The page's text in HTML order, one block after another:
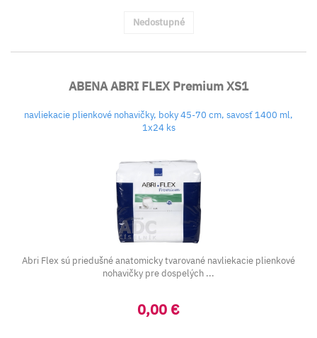
Nedostupné
ABENA ABRI FLEX Premium XS1
navliekacie plienkové nohavičky, boky 45-70 cm, savosť 1400 ml,
1x24 ks
Abri Flex sú priedušné anatomicky tvarované navliekacie plienkové
nohavičky pre dospelých ...
0,00 €